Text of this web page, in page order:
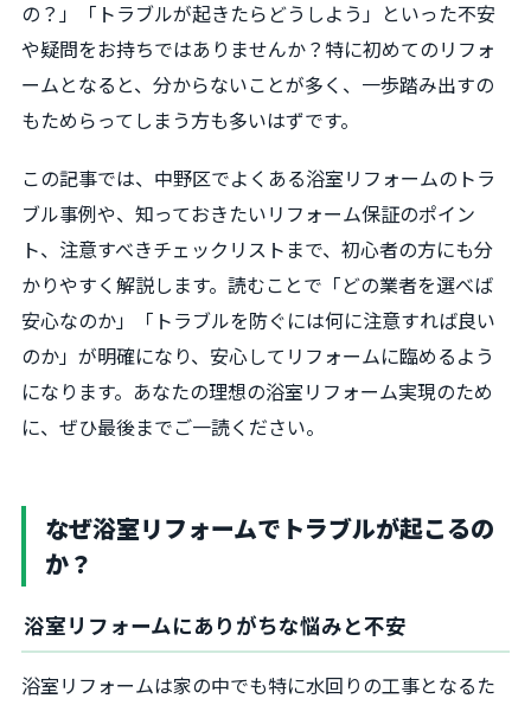
の？」「トラブルが起きたらどうしよう」といった不安
や疑問をお持ちではありませんか？特に初めてのリフォ
ームとなると、分からないことが多く、一歩踏み出すの
もためらってしまう方も多いはずです。
この記事では、中野区でよくある浴室リフォームのトラ
ブル事例や、知っておきたいリフォーム保証のポイン
ト、注意すべきチェックリストまで、初心者の方にも分
かりやすく解説します。読むことで「どの業者を選べば
安心なのか」「トラブルを防ぐには何に注意すれば良い
のか」が明確になり、安心してリフォームに臨めるよう
になります。あなたの理想の浴室リフォーム実現のため
に、ぜひ最後までご一読ください。
なぜ浴室リフォームでトラブルが起こるの
か？
浴室リフォームにありがちな悩みと不安
浴室リフォームは家の中でも特に水回りの工事となるた